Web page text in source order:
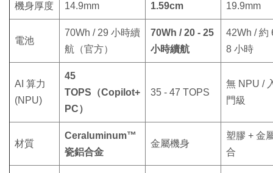
機身厚度 14.9mm 1.59cm 19.9mm
電池
70Wh / 29 小時續
航（官方）
70Wh / 20 - 25
小時續航
42Wh / 約
8 小時
AI 算力
(NPU)
45
TOPS（Copilot+
PC）
35 - 47 TOPS
無 NPU /
門級
材質
Ceraluminum™
瓷鋁合金
金屬機身
塑膠 + 金
合